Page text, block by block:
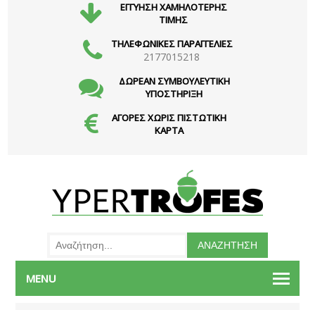
ΕΓΓΥΗΣΗ ΧΑΜΗΛΟΤΕΡΗΣ
ΤΙΜΗΣ
ΤΗΛΕΦΩΝΙΚΕΣ ΠΑΡΑΓΓΕΛΙΕΣ
2177015218
ΔΩΡΕΑΝ ΣΥΜΒΟΥΛΕΥΤΙΚΗ
ΥΠΟΣΤΗΡΙΞΗ
ΑΓΟΡΕΣ ΧΩΡΙΣ ΠΙΣΤΩΤΙΚΗ
ΚΑΡΤΑ
MENU